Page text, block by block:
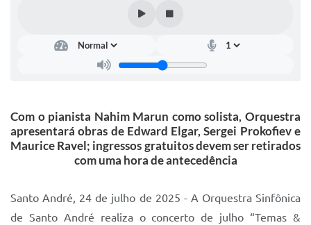
Legislação
Lei de acesso à informação
Mobilidade Urbana Sustentável
Ouvidoria da Cidade
Com o pianista Nahim Marun como solista, Orquestra
apresentará obras de Edward Elgar, Sergei Prokofiev e
Maurice Ravel; ingressos gratuitos devem ser retirados
com uma hora de antecedência
Santo André, 24 de julho de 2025 - A Orquestra Sinfônica
de Santo André realiza o concerto de julho “Temas &